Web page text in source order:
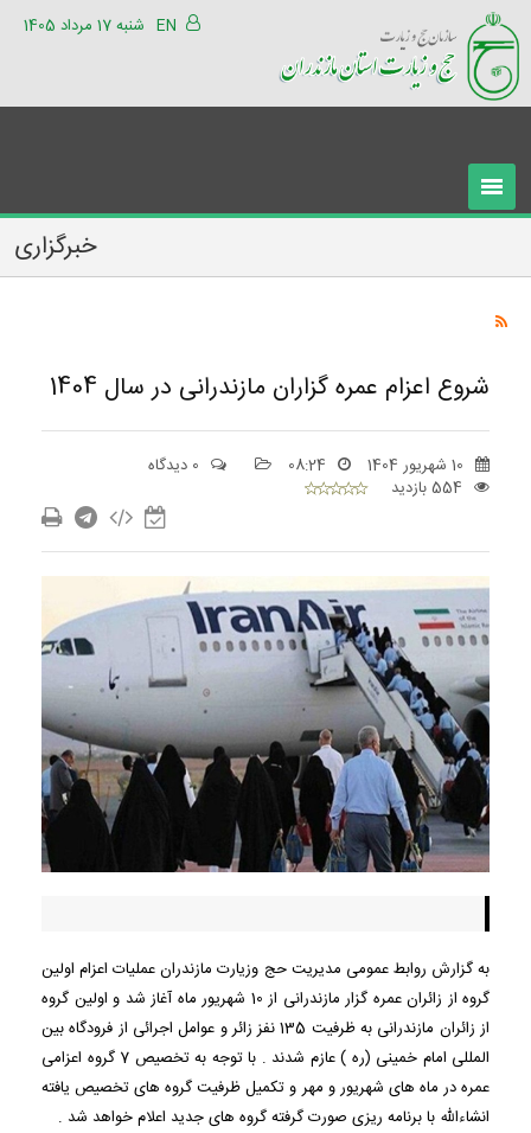
شنبه 17 مرداد 1405 EN
خبرگزاری
شروع اعزام عمره گزاران مازندرانی در سال 1404
10 شهریور 1404 08:24
0 دیدگاه
554 بازدید
به گزارش روابط عمومی مدیریت حج وزیارت مازندران عملیات اعزام اولین
گروه از زائران عمره گزار مازندرانی از 10 شهریور ماه آغاز شد و اولین گروه
از زائران مازندرانی به ظرفیت 135 نفز زائر و عوامل اجرائی از فرودگاه بین
المللی امام خمینی (ره ) عازم شدند . با توجه به تخصیص 7 گروه اعزامی
عمره در ماه های شهریور و مهر و تکمیل ظرفیت گروه های تخصیص یافته
انشاءالله با برنامه ریزی صورت گرفته گروه های جدید اعلام خواهد شد .